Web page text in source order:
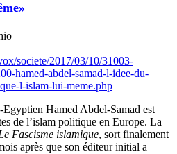
societe/2017/03/10/31003-
hamed-abdel-samad-l-idee-du-
l-islam-lui-meme.php
Hamed Abdel-Samad est
de l’islam politique en Europe. La
Fascisme islamique, sort finalement
après que son éditeur initial a